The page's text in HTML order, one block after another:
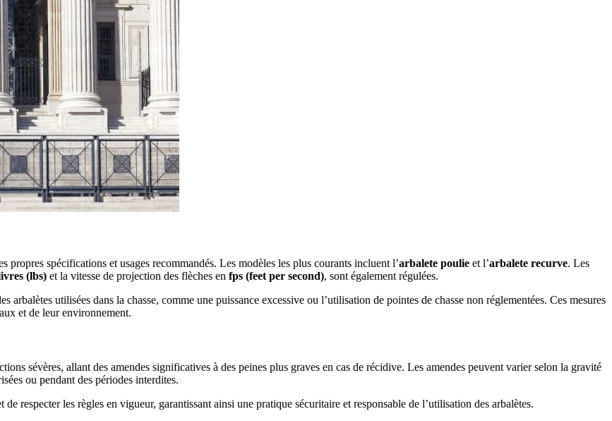
propres spécifications et usages recommandés. Les modèles les plus courants incluent l’arbalete poulie et l’arbalete recurve. Les
(lbs) et la vitesse de projection des flèches en fps (feet per second), sont également régulées.
utilisées dans la chasse, comme une puissance excessive ou l’utilisation de pointes de chasse non réglementées. Ces mesures
et de leur environnement.
sévères, allant des amendes significatives à des peines plus graves en cas de récidive. Les amendes peuvent varier selon la gravité
ou pendant des périodes interdites.
respecter les règles en vigueur, garantissant ainsi une pratique sécuritaire et responsable de l’utilisation des arbalètes.